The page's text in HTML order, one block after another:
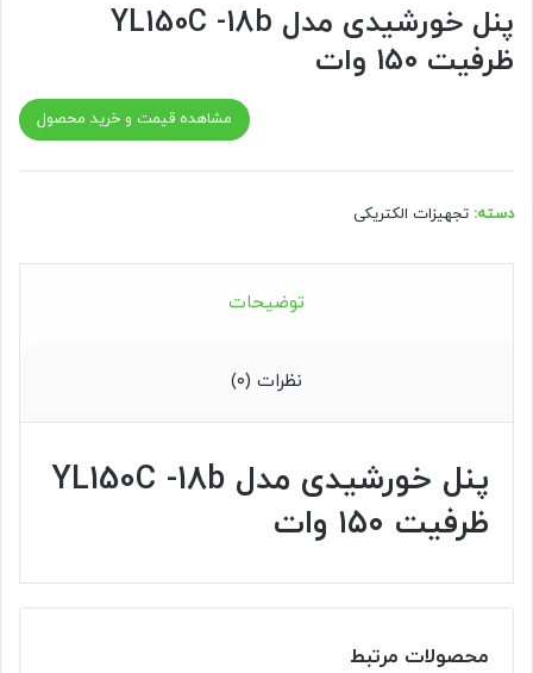
پنل خورشیدی مدل YL150C -18b
ظرفیت ۱۵۰ وات
مشاهده قیمت و خرید محصول
دسته: تجهیزات الکتریکی
توضیحات
نظرات (۰)
پنل خورشیدی مدل YL150C -18b
ظرفیت ۱۵۰ وات
محصولات مرتبط